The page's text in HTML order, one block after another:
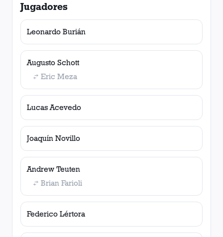
Jugadores
Leonardo Burián
Augusto Schott
Eric Meza
Lucas Acevedo
Joaquín Novillo
Andrew Teuten
Brian Farioli
Federico Lértora